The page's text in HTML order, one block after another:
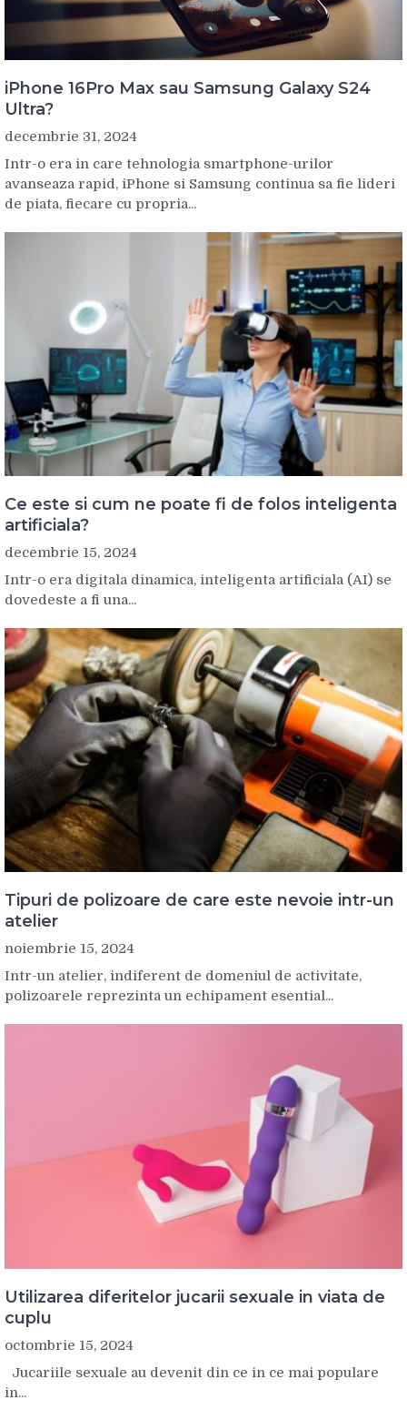
iPhone 16Pro Max sau Samsung Galaxy S24
Ultra?
decembrie 31, 2024
Intr-o era in care tehnologia smartphone-urilor
avanseaza rapid, iPhone si Samsung continua sa fie lideri
de piata, fiecare cu propria...
Ce este si cum ne poate fi de folos inteligenta
artificiala?
decembrie 15, 2024
Intr-o era digitala dinamica, inteligenta artificiala (AI) se
dovedeste a fi una...
Tipuri de polizoare de care este nevoie intr-un
atelier
noiembrie 15, 2024
Intr-un atelier, indiferent de domeniul de activitate,
polizoarele reprezinta un echipament esential...
Utilizarea diferitelor jucarii sexuale in viata de
cuplu
octombrie 15, 2024
Jucariile sexuale au devenit din ce in ce mai populare
in...